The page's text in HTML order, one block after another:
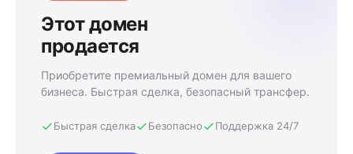
Этот домен
продается
Приобретите премиальный домен для вашего
бизнеса. Быстрая сделка, безопасный трансфер.
Быстрая сделка Безопасно Поддержка 24/7